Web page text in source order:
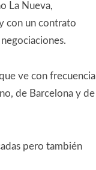
La Nueva,
con un contrato
ve con frecuencia
de Barcelona y de
pero también